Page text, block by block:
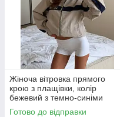
Жіноча вітровка прямого
крою з плащівки, колір
бежевий з темно-синіми
вставками 42-46
Готово до відправки